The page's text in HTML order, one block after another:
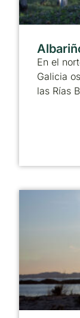
En el
Galicia
las Rías